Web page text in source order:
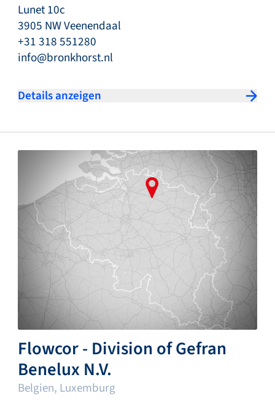
Lunet 10c
3905 NW Veenendaal
+31 318 551280
info@bronkhorst.nl
Details anzeigen
Flowcor - Division of Gefran
Benelux N.V.
Belgien, Luxemburg